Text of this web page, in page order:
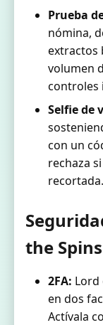
Prueba
nómina,
extractos
volumen
controles
Selfie de
con un
rechaza
recortada.
the Spins
2FA: Lord
en dos
Actívala